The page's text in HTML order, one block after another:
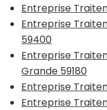
Entreprise
Entreprise
59400
Entreprise
Grande 59180
Entreprise
Entreprise